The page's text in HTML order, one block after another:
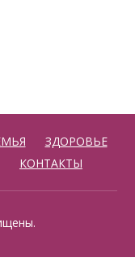
ЗДОРОВЬЕ
КОНТАКТЫ